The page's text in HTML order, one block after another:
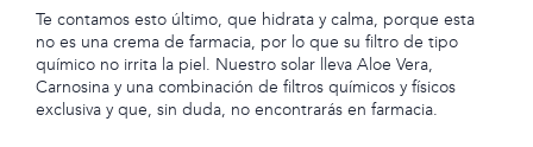
Te contamos esto último, que hidrata y calma, porque esta
no es una crema de farmacia, por lo que su filtro de tipo
químico no irrita la piel. Nuestro solar lleva Aloe Vera,
Carnosina y una combinación de filtros químicos y físicos
exclusiva y que, sin duda, no encontrarás en farmacia.